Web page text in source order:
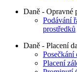
Daně - Opravné
Podávání
prostředků
Daně - Placení
Posečkání
Placení